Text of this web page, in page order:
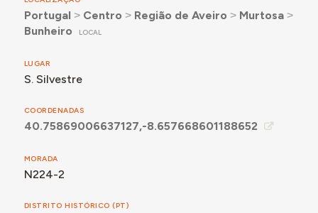
Portugal ˃ Centro ˃ Região de Aveiro ˃ Murtosa˃
Bunheiro
LOCAL
LUGAR
S. Silvestre
COORDENADAS
40.75869006637127,-8.657668601188652
MORADA
N224-2
DISTRITO HISTÓRICO (PT)